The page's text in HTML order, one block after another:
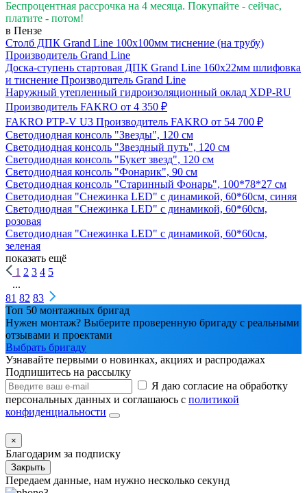
Беспроцентная рассрочка на 4 месяца. Покупайте - сейчас,
платите - потом!
в Пензе
Столб ДПК Grand Line 100х100мм тиснение (на трубу)
Производитель Grand Line
Доска-ступень стартовая ДПК Grand Line 160х22мм шлифовка
и тиснение Производитель Grand Line
Наружный утепленный гидроизоляционный оклад XDP-RU
Производитель FAKRO от 4 350 ₽
FAKRO PTP-V U3 Производитель FAKRO от 54 700 ₽
Светодиодная консоль "Звезды", 120 см
Светодиодная консоль "Звездный путь", 120 см
Светодиодная консоль "Букет звезд", 120 см
Светодиодная консоль "Фонарик", 90 см
Светодиодная консоль "Старинный Фонарь", 100*78*27 см
Светодиодная "Снежинка LED" с динамикой, 60*60см, синяя
Светодиодная "Снежинка LED" с динамикой, 60*60см,
розовая
Светодиодная "Снежинка LED" с динамикой, 60*60см,
зеленая
показать ещё
1 2 3 4 5
...
81 82 83
Топ 50 монтажных бригад
Нужен монтаж? Выберите проверенную бригаду с реальными
отзывами и проектами
Выбрать бригаду
Узнавайте первыми о новинках, акциях и распродажах
Подпишитесь на рассылку
Я даю согласие на обработку
персональных данных и соглашаюсь с политикой
конфиденциальности
×
Благодарим за подписку
Закрыть
Передаем данные, нам нужно несколько секунд